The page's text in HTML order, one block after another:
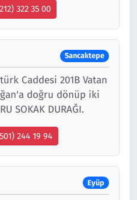
322 35 00
Sancaktepe
Caddesi 201B Vatan
doğru dönüp iki
SOKAK DURAĞI.
244 19 94
Eyüp